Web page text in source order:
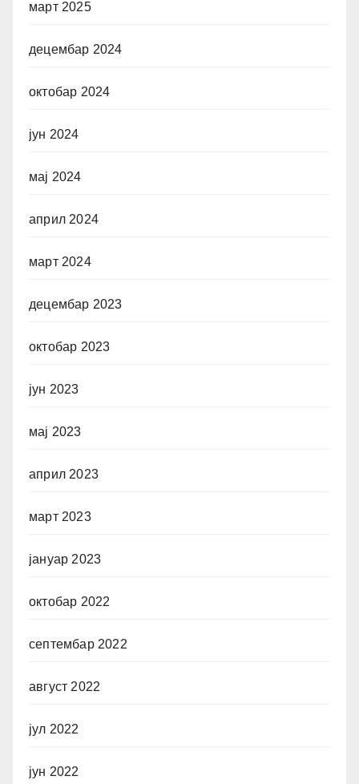
март 2025
децембар 2024
октобар 2024
јун 2024
мај 2024
април 2024
март 2024
децембар 2023
октобар 2023
јун 2023
мај 2023
април 2023
март 2023
јануар 2023
октобар 2022
септембар 2022
август 2022
јул 2022
јун 2022